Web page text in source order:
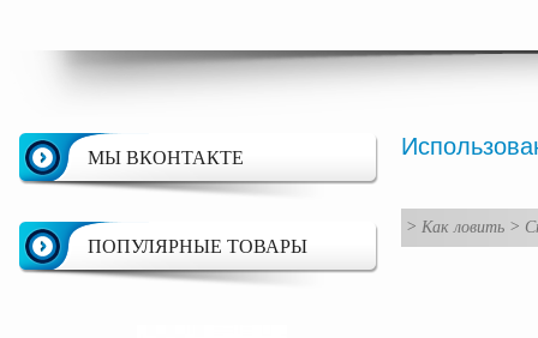
МЫ ВКОНТАКТЕ
ПОПУЛЯРНЫЕ ТОВАРЫ
> Как ловить >